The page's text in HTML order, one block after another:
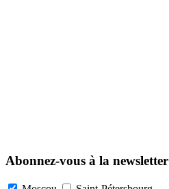
Abonnez-vous à la newsletter